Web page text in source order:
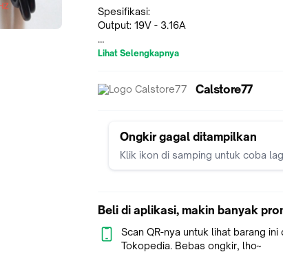
Spesifikasi:
Output: 19V - 3.16A
Ket: . udah termasuk kabel power ke
garansi 3 bulan
Lihat Selengkapnya
Calstore77
Ongkir gagal ditampilkan
Klik ikon di samping untuk coba
Beli di aplikasi, makin banyak
Scan QR-nya untuk lihat barang ini
Tokopedia. Bebas ongkir, lho~